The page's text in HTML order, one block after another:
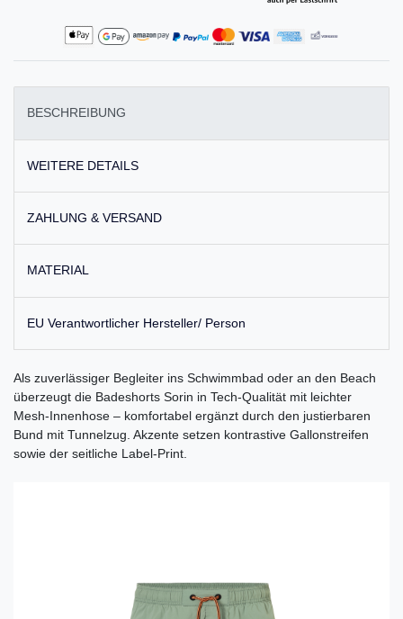
BESCHREIBUNG
WEITERE DETAILS
ZAHLUNG & VERSAND
MATERIAL
EU Verantwortlicher Hersteller/ Person
Als zuverlässiger Begleiter ins Schwimmbad oder an den Beach
überzeugt die Badeshorts Sorin in Tech-Qualität mit leichter
Mesh-Innenhose – komfortabel ergänzt durch den justierbaren
Bund mit Tunnelzug. Akzente setzen kontrastive Gallonstreifen
sowie der seitliche Label-Print.